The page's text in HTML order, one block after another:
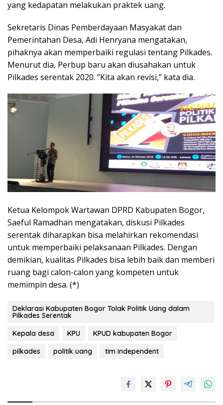
yang kedapatan melakukan praktek uang.
Sekretaris Dinas Pemberdayaan Masyakat dan
Pemerintahan Desa, Adi Henryana mengatakan,
pihaknya akan memperbaiki regulasi tentang Pilkades.
Menurut dia, Perbup baru akan diusahakan untuk
Pilkades serentak 2020. “Kita akan revisi,” kata dia.
Ketua Kelompok Wartawan DPRD Kabupaten Bogor,
Saeful Ramadhan mengatakan, diskusi Pilkades
serentak diharapkan bisa melahirkan rekomendasi
untuk memperbaiki pelaksanaan Pilkades. Dengan
demikian, kualitas Pilkades bisa lebih baik dan memberi
ruang bagi calon-calon yang kompeten untuk
memimpin desa. (*)
Deklarasi Kabupaten Bogor Tolak Politik Uang dalam
Pilkades Serentak
Kepala desa
KPU
KPUD kabupaten Bogor
pilkades
politik uang tim independent